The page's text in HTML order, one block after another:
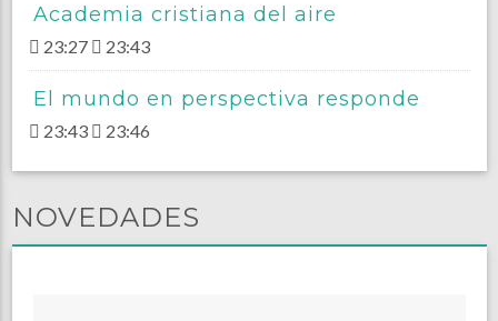
Academia cristiana del aire
23:27 23:43
El mundo en perspectiva responde
23:43 23:46
NOVEDADES